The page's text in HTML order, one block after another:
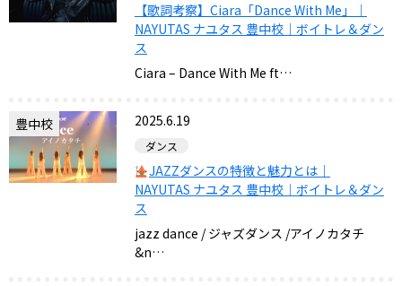
【歌詞考察】Ciara「Dance With Me」｜
NAYUTAS ナユタス 豊中校｜ボイトレ＆ダン
ス
Ciara – Dance With Me ft…
豊中校 2025.6.19
ダンス
‍JAZZダンスの特徴と魅力とは｜
NAYUTAS ナユタス 豊中校｜ボイトレ＆ダン
ス
jazz dance / ジャズダンス /アイノカタチ
&n…